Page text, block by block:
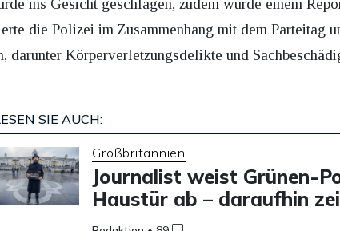
ins Gesicht geschlagen, zudem wurde einem
die Polizei im Zusammenhang mit dem Parteitag
darunter Körperverletzungsdelikte und
SIE AUCH:
Großbritannien
Journalist weist Grünen-
Haustür ab – daraufhin